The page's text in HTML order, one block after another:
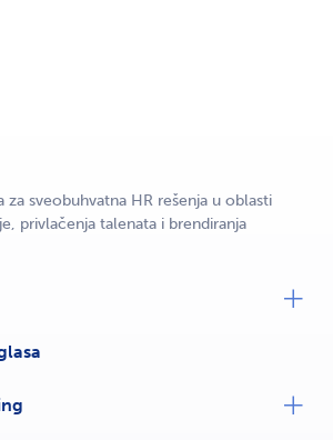
za sveobuhvatna HR rešenja u oblasti
privlačenja talenata i brendiranja